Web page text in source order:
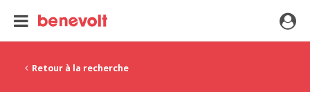
Retour à la recherche